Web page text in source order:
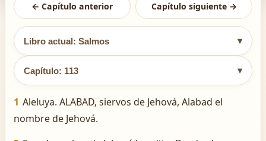
← Capítulo anterior Capítulo siguiente →
Libro actual: Salmos ▾
Capítulo: 113 ▾
1 Aleluya. ALABAD, siervos de Jehová, Alabad el
nombre de Jehová.